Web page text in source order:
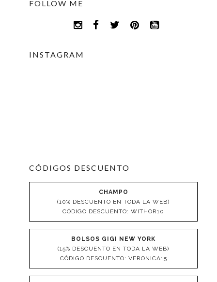
FOLLOW ME
INSTAGRAM
CÓDIGOS DESCUENTO
CHAMPO
(10% DESCUENTO EN TODA LA WEB)
CÓDIGO DESCUENTO: WITHOR10
BOLSOS GIGI NEW YORK
(15% DESCUENTO EN TODA LA WEB)
CÓDIGO DESCUENTO: VERONICA15